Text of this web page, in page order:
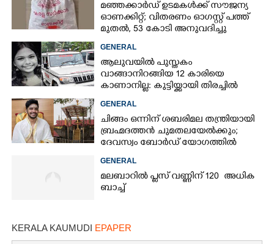
മഞ്ഞക്കാർഡ് ഉടമകൾക്ക് സൗജന്യ
ഓണക്കിറ്റ്; വിതരണം ഓഗസ്റ്റ് പത്ത്
മുതൽ, 53 കോടി അനുവദിച്ചു
GENERAL
ആലുവയിൽ പുസ്തകം
വാങ്ങാനിറങ്ങിയ 12 കാരിയെ
കാണാനില്ല: കുട്ടിയ്ക്കായി തിരച്ചിൽ
GENERAL
ചിങ്ങം ഒന്നിന് ശബരിമല തന്ത്രിയായി
ബ്രഹ്മദത്തൻ ചുമതലയേൽക്കും;
ദേവസ്വം ബോർഡ് യോഗത്തിൽ
തീരുമാനം
GENERAL
മലബാറിൽ പ്ലസ് വണ്ണിന് 120 അധിക
ബാച്ച്
KERALA KAUMUDI EPAPER